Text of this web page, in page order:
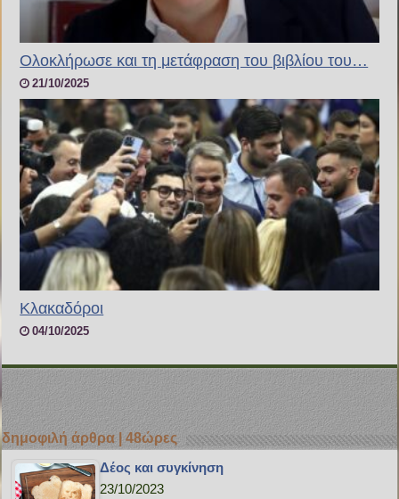
Ολοκλήρωσε και τη μετάφραση του βιβλίου του…
21/10/2025
Κλακαδόροι
04/10/2025
δημοφιλή άρθρα | 48ώρες
Δέος και συγκίνηση
23/10/2023